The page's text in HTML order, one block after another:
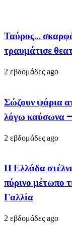
Ταύρος…
τραυμάτισε
2 εβδομάδες ago
Σώζουν ψάρια
λόγω
2 εβδομάδες ago
Η Ελλάδα
πύρινο μέτωπο
Γαλλία
2 εβδομάδες ago